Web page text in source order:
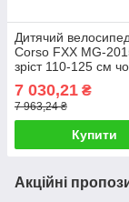
Дитячий
Corso FХХ MG-
зріст 110-125 см
червоний
7 030,21 ₴
7 963,24 ₴
Купити
Акційні